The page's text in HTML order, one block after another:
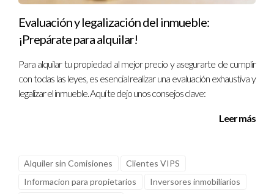
Evaluación y legalización del inmueble:
¡Prepárate para alquilar!
Para alquilar tu propiedad al mejor precio y asegurarte de cumplir
con todas las leyes, es esencial realizar una evaluación exhaustiva y
legalizar el inmueble. Aquí te dejo unos consejos clave:
Leer más
Alquiler sin Comisiones
Clientes VIPS
Informacion para propietarios
Inversores inmobiliarios